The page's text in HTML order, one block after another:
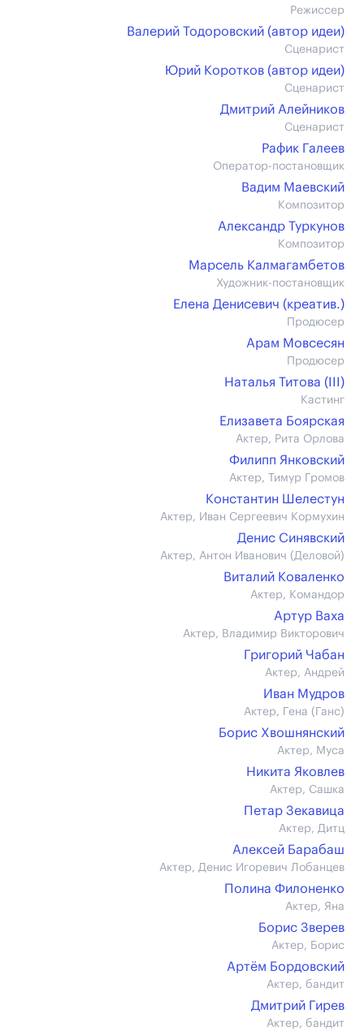
Режиссер
Валерий Тодоровский (автор идеи)
Сценарист
Юрий Коротков (автор идеи)
Сценарист
Дмитрий Алейников
Сценарист
Рафик Галеев
Оператор-постановщик
Вадим Маевский
Композитор
Александр Туркунов
Композитор
Марсель Калмагамбетов
Художник-постановщик
Елена Денисевич (креатив.)
Продюсер
Арам Мовсесян
Продюсер
Наталья Титова (III)
Кастинг
Елизавета Боярская
Актер, Рита Орлова
Филипп Янковский
Актер, Тимур Громов
Константин Шелестун
Актер, Иван Сергеевич Кормухин
Денис Синявский
Актер, Антон Иванович (Деловой)
Виталий Коваленко
Актер, Командор
Артур Ваха
Актер, Владимир Викторович
Григорий Чабан
Актер, Андрей
Иван Мудров
Актер, Гена (Ганс)
Борис Хвошнянский
Актер, Муса
Никита Яковлев
Актер, Сашка
Петар Зекавица
Актер, Дитц
Алексей Барабаш
Актер, Денис Игоревич Лобанцев
Полина Филоненко
Актер, Яна
Борис Зверев
Актер, Борис
Артём Бордовский
Актер, бандит
Дмитрий Гирев
Актер, бандит